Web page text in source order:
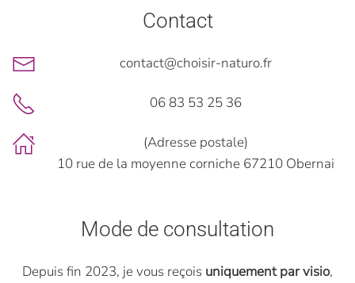
Contact
contact@choisir-naturo.fr
06 83 53 25 36
(Adresse postale)
10 rue de la moyenne corniche 67210 Obernai
Mode de consultation
Depuis fin 2023, je vous reçois uniquement par visio,